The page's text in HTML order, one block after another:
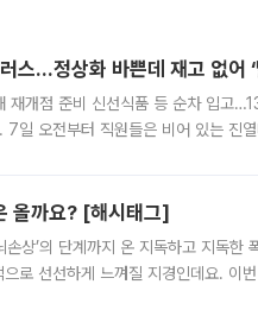
스…정상화 바쁜데 재고 없어
재개점 준비 신선식품 등 순차 입고
7일 오전부터 직원들은 비어 있는 진
올까요? [해시태그]
손상’의 단계까지 온 지독하고 지독
로 선선하게 느껴질 지경인데요. 이